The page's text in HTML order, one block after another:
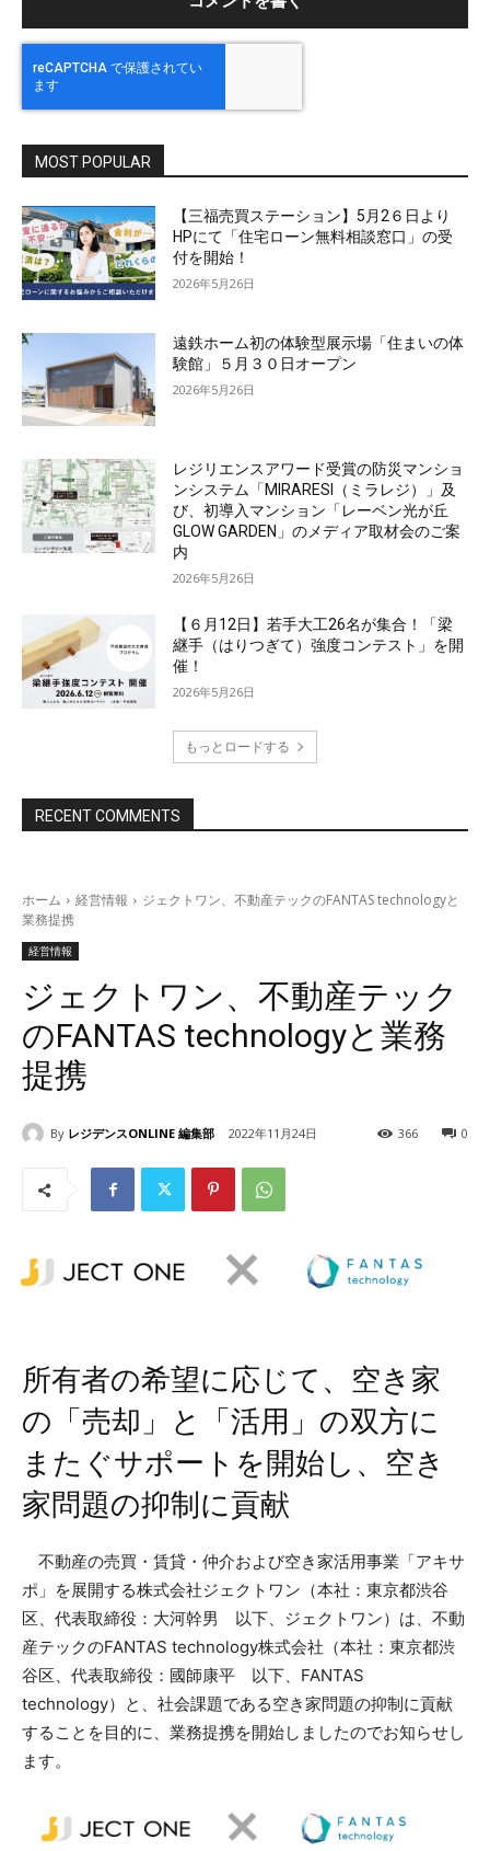
MOST POPULAR
【三福売買ステーション】5月2６日より
HPにて「住宅ローン無料相談窓口」の受
付を開始！
2026年5月26日
遠鉄ホーム初の体験型展示場「住まいの体
験館」５月３０日オープン
2026年5月26日
レジリエンスアワード受賞の防災マンショ
ンシステム「MIRARESI（ミラレジ）」及
び、初導入マンション「レーベン光が丘
GLOW GARDEN」のメディア取材会のご案
内
2026年5月26日
【６月12日】若手大工26名が集合！「梁
継手（はりつぎて）強度コンテスト」を開
催！
2026年5月26日
もっとロードする
RECENT COMMENTS